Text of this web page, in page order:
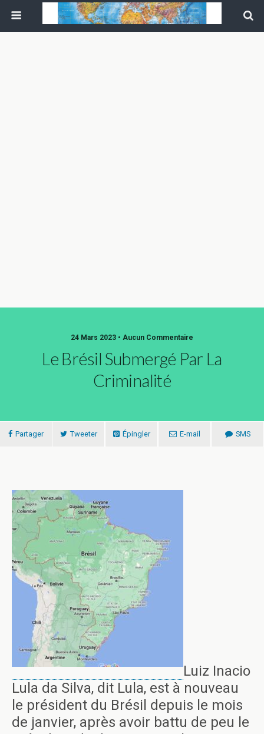
24 Mars 2023 • Aucun Commentaire
Le Brésil Submergé Par La
Criminalité
Partager Tweeter Épingler E-mail SMS
Luiz Inacio
Lula da Silva, dit Lula, est à nouveau
le président du Brésil depuis le mois
de janvier, après avoir battu de peu le